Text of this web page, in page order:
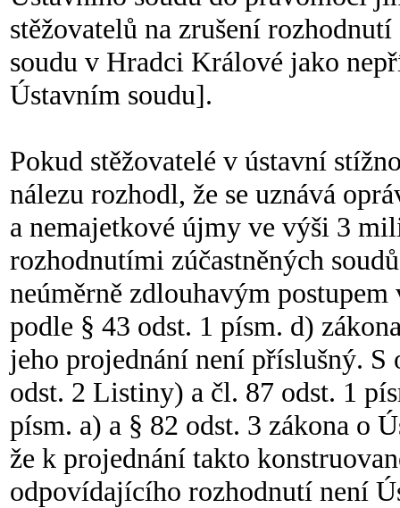
stěžovatelů na zrušení
soudu v Hradci Králové jako
Ústavním soudu].
Pokud stěžovatelé v ústavní
nálezu rozhodl, že se uznává
a nemajetkové újmy ve výši 3
rozhodnutími zúčastněných
neúměrně zdlouhavým
podle § 43 odst. 1 písm. d)
jeho projednání není příslušný.
odst. 2 Listiny) a čl. 87 odst. 1
písm. a) a § 82 odst. 3 zákona o
že k projednání takto
odpovídajícího rozhodnutí není